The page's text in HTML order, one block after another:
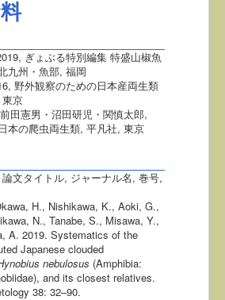
ぎょぶる特別編集 特盛山椒魚
九州・魚部, 福岡
野外観察のための日本産両生類
京
田憲男・沼田研児・関慎太郎,
本の爬虫両生類, 平凡社, 東京
文タイトル, ジャーナル名, 巻号,
H., Nishikawa, K., Aoki, G.,
N., Tanabe, S., Misawa, Y.,
A. 2019. Systematics of the
Japanese clouded
nebulosus (Amphibia:
and its closest relatives.
38: 32–90.